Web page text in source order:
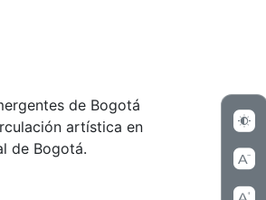
de Bogotá
artística en
de Bogotá.